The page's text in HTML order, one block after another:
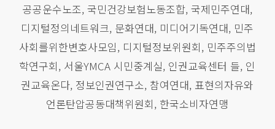
공공운수노조, 국민건강보험노동조합, 국제민주연대,
디지털정의네트워크, 문화연대, 미디어기독연대, 민주
사회를위한변호사모임, 디지털정보위원회, 민주주의법
학연구회, 서울YMCA 시민중계실, 인권교육센터 들, 인
권교육온다, 정보인권연구소, 참여연대, 표현의자유와
언론탄압공동대책위원회, 한국소비자연맹